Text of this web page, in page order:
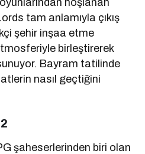
tam anlamıyla çıkış
şehir inşaa etme
birleştirerek
Bayram tatilinde
nasıl geçtiğini
şaheserlerinden biri olan